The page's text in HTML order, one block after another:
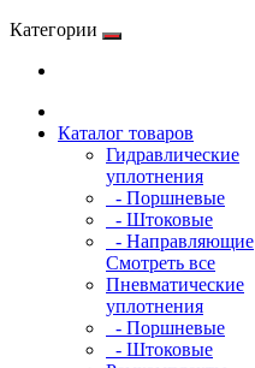
Категории
Каталог товаров
Гидравлические
уплотнения
- Поршневые
- Штоковые
- Направляющие
Смотреть все
Пневматические
уплотнения
- Поршневые
- Штоковые